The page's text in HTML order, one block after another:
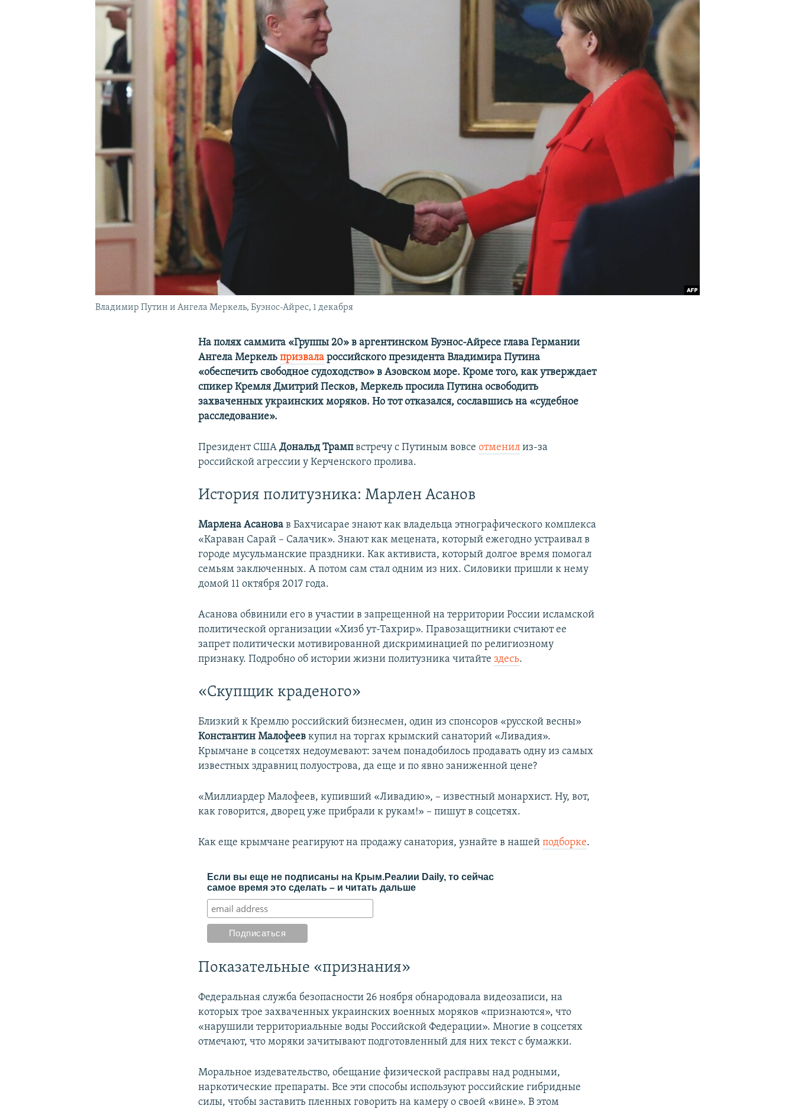
УКРАИНСКАЯ ПРОБЛЕМА КРЫМА
Владимир Путин и Ангела Меркель, Буэнос-Айрес, 1 декабря
На полях саммита «Группы 20» в аргентинском Буэнос-Айресе глава Германии
Ангела Меркельпризвала российского президента Владимира Путина
«обеспечить свободное судоходство» в Азовском море. Кроме того, как утверждает
спикер Кремля Дмитрий Песков, Меркель просила Путина освободить
захваченных украинских моряков. Но тот отказался, сославшись на «судебное
расследование».
Президент СШАДональд Трампвстречу с Путиным вовсеотменил из-за
российской агрессии у Керченского пролива.
История политузника: Марлен Асанов
Марлена Асанова в Бахчисарае знают как владельца этнографического комплекса
«Караван Сарай – Салачик». Знают как мецената, который ежегодно устраивал в
городе мусульманские праздники. Как активиста, который долгое время помогал
семьям заключенных. А потом сам стал одним из них. Силовики пришли к нему
домой 11 октября 2017 года.
Асанова обвинили его в участии в запрещенной на территории России исламской
политической организации «Хизб ут-Тахрир». Правозащитники считают ее
запрет политически мотивированной дискриминацией по религиозному
признаку. Подробно об истории жизни политузника читайтездесь.
«Скупщик краденого»
Близкий к Кремлю российский бизнесмен, один из спонсоров «русской весны»
Константин Малофеев купил на торгах крымский санаторий «Ливадия».
Крымчане в соцсетях недоумевают: зачем понадобилось продавать одну из самых
известных здравниц полуострова, да еще и по явно заниженной цене?
«Миллиардер Малофеев, купивший «Ливадию», – известный монархист. Ну, вот,
как говорится, дворец уже прибрали к рукам!» – пишут в соцсетях.
Как еще крымчане реагируют на продажу санатория, узнайте в нашейподборке.
Если вы еще не подписаны на Крым.Реалии Daily, то сейчас
самое время это сделать – и читать дальше
Показательные «признания»
Федеральная служба безопасности 26 ноября обнародовала видеозаписи, на
которых трое захваченных украинских военных моряков «признаются», что
«нарушили территориальные воды Российской Федерации». Многие в соцсетях
отмечают, что моряки зачитывают подготовленный для них текст с бумажки.
Моральное издевательство, обещание физической расправы над родными,
наркотические препараты. Все эти способы используют российские гибридные
силы, чтобы заставить пленных говорить на камеру о своей «вине». В этом